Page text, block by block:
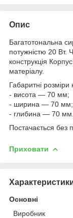
Опис
Багатотональна
потужністю 20 Вт.
конструкція
матеріалу.
Габаритні розміри
- висота — 70 мм;
- ширина — 70 мм;
- глибина — 70 мм.
Постачається без
Приховати
Основні
Виробник